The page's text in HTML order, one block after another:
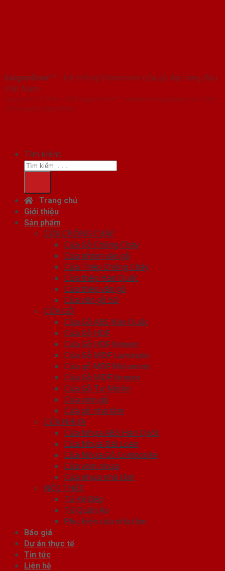
SaigonDoor™ - Hệ thống Showroom cửa gỗ đẹp hàng đầu
Việt Nam
Copyright ⓒ 2016 – 2026 SaigonDoor™ - www.bancuagodep.com | Đơn
vị chủ quản SaigonDoor
Tìm kiếm:
Trang chủ
Giới thiệu
Sản phẩm
CỬA CHỐNG CHÁY
Cửa Gỗ Chống Cháy
Cửa nhôm vân gỗ
Cửa Thép Chống Cháy
Cửa thép Hàn Quốc
Cửa thép vân gỗ
Cửa vân gỗ 5D
CỬA GỖ
Cửa Gỗ ABS Hàn Quốc
Cửa Gỗ HDF
Cửa Gỗ HDF Veneer
Cửa Gỗ MDF Laminate
Cửa gỗ MDF Melamine
Cửa Gỗ MDF Veneer
Cửa Gỗ Tự Nhiên
Cửa vòm gỗ
Cửa gỗ nhà tắm
CỬA NHỰA
Cửa Nhựa ABS Hàn Quốc
Cửa Nhựa Đài Loan
Cửa Nhựa Gỗ Composite
Cửa vòm nhựa
Cửa nhựa nhà tắm
NỘI THẤT
Tủ Kệ Bếp
Tủ Quần Áo
Phụ kiện cửa nhà tắm
Báo giá
Dự án thực tế
Tin tức
Liên hệ